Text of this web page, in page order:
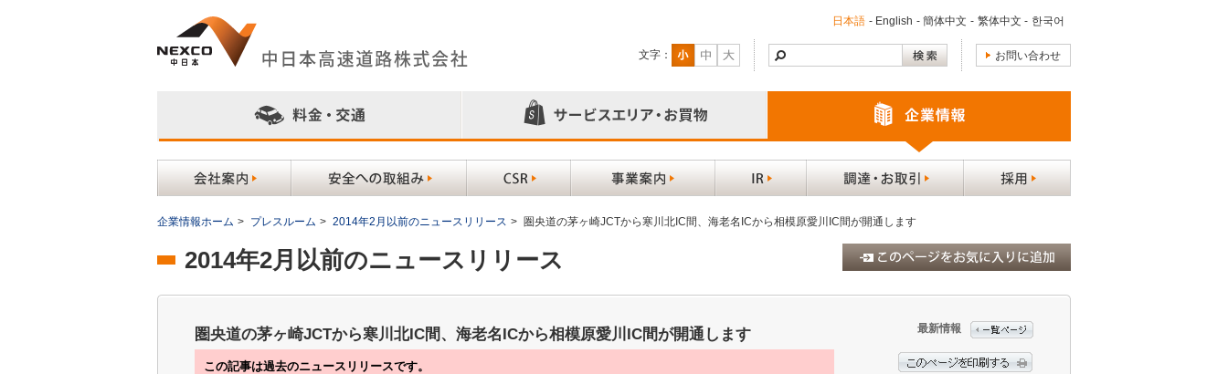
日本語 - English - 簡体中文 - 繁体中文 - 한국어
文字： お問い合わせ
企業情報ホーム > プレスルーム > 2014年2月以前のニュースリリース > 圏央道の茅ヶ崎JCTから寒川北IC間、海老名ICから相模原愛川IC間が開通します
2014年2月以前のニュースリリース
圏央道の茅ヶ崎JCTから寒川北IC間、海老名ICから相模原愛川IC間が開通します
この記事は過去のニュースリリースです。
最新情報